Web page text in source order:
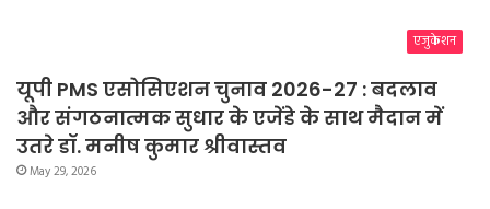
एजुकेशन
यूपी PMS एसोसिएशन चुनाव 2026-27 : बदलाव
और संगठनात्मक सुधार के एजेंडे के साथ मैदान में
उतरे डॉ. मनीष कुमार श्रीवास्तव
May 29, 2026